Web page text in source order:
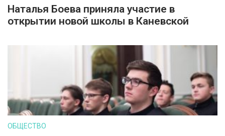
Наталья Боева приняла участие в
открытии новой школы в Каневской
ОБЩЕСТВО